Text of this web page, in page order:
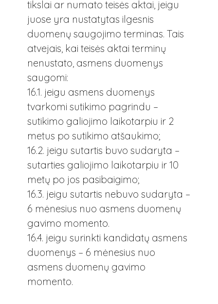
tikslai ar numato teisės aktai, jeigu
juose yra nustatytas ilgesnis
duomenų saugojimo terminas. Tais
atvejais, kai teisės aktai terminų
nenustato, asmens duomenys
saugomi:
16.1. jeigu asmens duomenys
tvarkomi sutikimo pagrindu –
sutikimo galiojimo laikotarpiu ir 2
metus po sutikimo atšaukimo;
16.2. jeigu sutartis buvo sudaryta –
sutarties galiojimo laikotarpiu ir 10
metų po jos pasibaigimo;
16.3. jeigu sutartis nebuvo sudaryta –
6 mėnesius nuo asmens duomenų
gavimo momento.
16.4. jeigu surinkti kandidatų asmens
duomenys – 6 mėnesius nuo
asmens duomenų gavimo
momento.